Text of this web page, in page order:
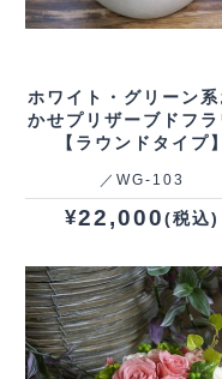
ホワイト・グリーン系
かせプリザーブドフラ
【ラウンドタイプ】
／WG‐103
¥22,000(税込)